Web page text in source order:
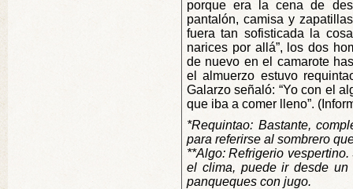
porque era la cena de
pantalón, camisa y
fuera tan sofisticada la
narices por allá”, los dos
de nuevo en el camarote
el almuerzo estuvo
Galarzo señaló: “Yo con el
que iba a comer lleno”.
*Requintao: Bastante,
para referirse al sombrero
**Algo: Refrigerio
el clima, puede ir desde
panqueques con jugo.